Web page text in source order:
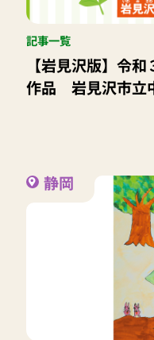
記事一覧
【岩見沢版】令
作品 岩見沢市立
静岡